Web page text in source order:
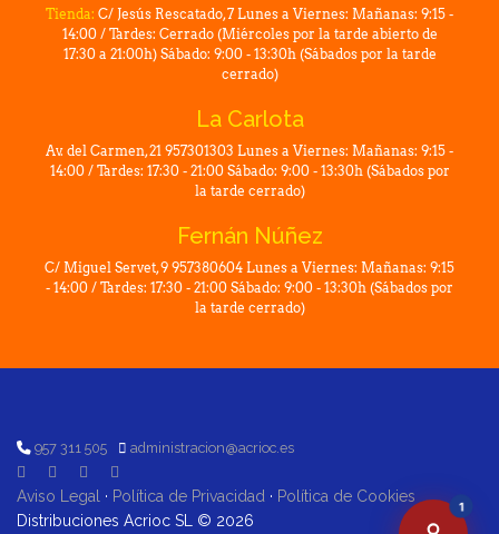
Tienda: C/ Jesús Rescatado, 7 Lunes a Viernes: Mañanas: 9:15 -
14:00 / Tardes: Cerrado (Miércoles por la tarde abierto de
17:30 a 21:00h) Sábado: 9:00 - 13:30h (Sábados por la tarde
cerrado)
La Carlota
Av. del Carmen, 21 957301303 Lunes a Viernes: Mañanas: 9:15 -
14:00 / Tardes: 17:30 - 21:00 Sábado: 9:00 - 13:30h (Sábados por
la tarde cerrado)
Fernán Núñez
C/ Miguel Servet, 9 957380604 Lunes a Viernes: Mañanas: 9:15
- 14:00 / Tardes: 17:30 - 21:00 Sábado: 9:00 - 13:30h (Sábados por
la tarde cerrado)
957 311 505 administracion@acrioc.es
Aviso Legal · Política de Privacidad · Política de Cookies
Distribuciones Acrioc SL © 2026
1